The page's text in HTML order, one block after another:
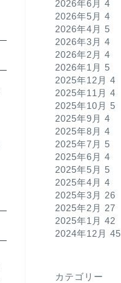
2026年6月 4
2026年5月 4
2026年4月 5
2026年3月 4
2026年2月 4
2026年1月 5
2025年12月 4
2025年11月 4
2025年10月 5
2025年9月 4
2025年8月 4
2025年7月 5
2025年6月 4
2025年5月 5
2025年4月 4
2025年3月 26
2025年2月 27
2025年1月 42
2024年12月 45
カテゴリー